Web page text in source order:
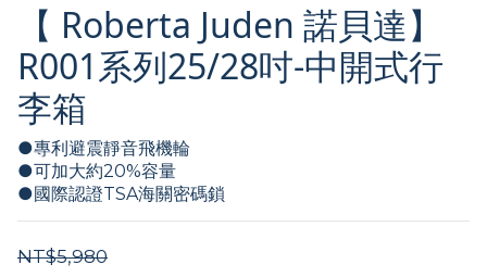
【 Roberta Juden 諾貝達】
R001系列25/28吋-中開式行
李箱
●專利避震靜音飛機輪
●可加大約20%容量
●國際認證TSA海關密碼鎖
NT$5,980